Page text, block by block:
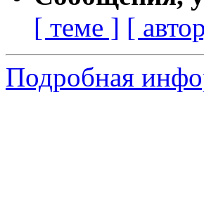
[ теме ] [
Подробная